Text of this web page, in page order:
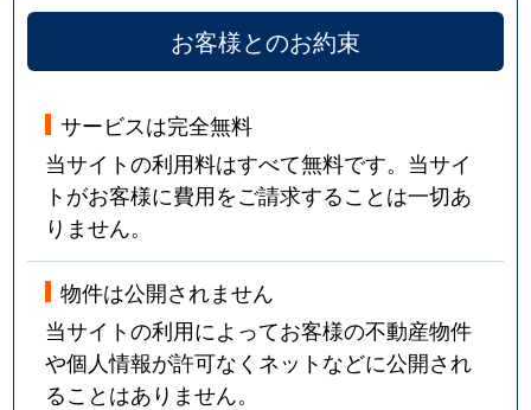
お客様とのお約束
サービスは完全無料
当サイトの利用料はすべて無料です。当サイ
トがお客様に費用をご請求することは一切あ
りません。
物件は公開されません
当サイトの利用によってお客様の不動産物件
や個人情報が許可なくネットなどに公開され
ることはありません。